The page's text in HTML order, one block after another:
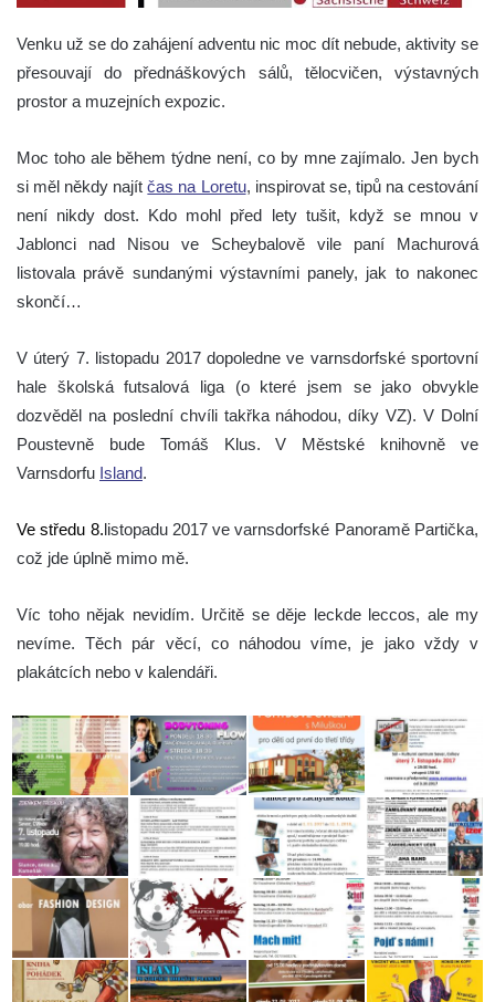
Venku už se do zahájení adventu nic moc dít nebude, aktivity se
přesouvají do přednáškových sálů, tělocvičen, výstavných
prostor a muzejních expozic.
Moc toho ale během týdne není, co by mne zajímalo. Jen bych
si měl někdy najítčas na Loretu, inspirovat se, tipů na cestování
není nikdy dost. Kdo mohl před lety tušit, když se mnou v
Jablonci nad Nisou ve Scheybalově vile paní Machurová
listovala právě sundanými výstavními panely, jak to nakonec
skončí…
V úterý 7. listopadu 2017 dopoledne ve varnsdorfské sportovní
hale školská futsalová liga (o které jsem se jako obvykle
dozvěděl na poslední chvíli takřka náhodou, díky VZ). V Dolní
Poustevně bude Tomáš Klus. V Městské knihovně ve
Varnsdorfu Island.
Ve středu 8.listopadu 2017 ve varnsdorfské Panoramě Partička,
což jde úplně mimo mě.
Víc toho nějak nevidím. Určitě se děje leckde leccos, ale my
nevíme. Těch pár věcí, co náhodou víme, je jako vždy v
plakátcích nebo v kalendáři.